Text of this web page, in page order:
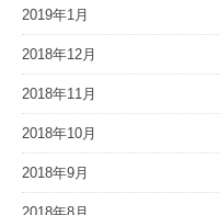
2019年1月
2018年12月
2018年11月
2018年10月
2018年9月